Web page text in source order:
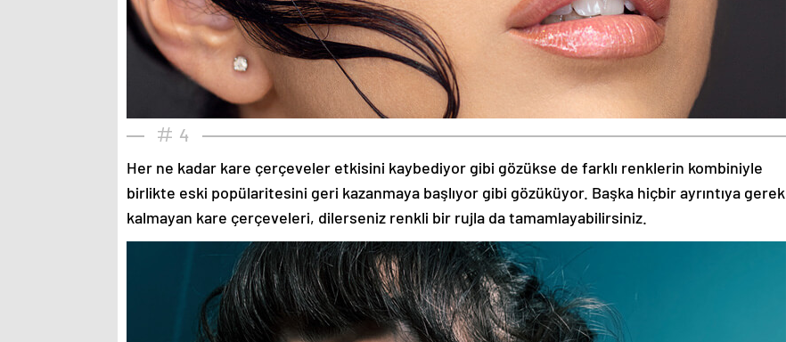
4
Her ne kadar kare çerçeveler etkisini kaybediyor gibi gözükse de farklı renklerin kombiniyle
birlikte eski popülaritesini geri kazanmaya başlıyor gibi gözüküyor. Başka hiçbir ayrıntıya gerek
kalmayan kare çerçeveleri, dilerseniz renkli bir rujla da tamamlayabilirsiniz.